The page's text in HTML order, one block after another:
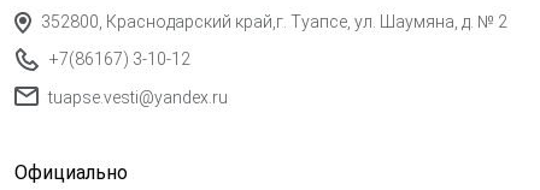
352800, Краснодарский край,г. Туапсе, ул. Шаумяна, д. № 2
+7(86167) 3-10-12
tuapse.vesti@yandex.ru
Официально